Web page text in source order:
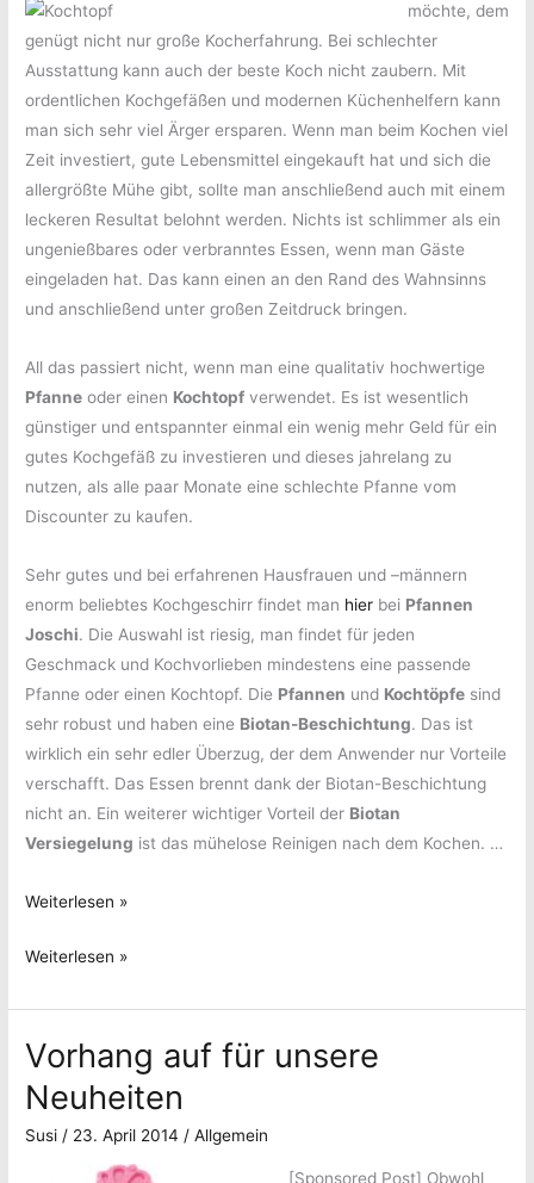
möchte, dem
genügt nicht nur große Kocherfahrung. Bei schlechter
Ausstattung kann auch der beste Koch nicht zaubern. Mit
ordentlichen Kochgefäßen und modernen Küchenhelfern kann
man sich sehr viel Ärger ersparen. Wenn man beim Kochen viel
Zeit investiert, gute Lebensmittel eingekauft hat und sich die
allergrößte Mühe gibt, sollte man anschließend auch mit einem
leckeren Resultat belohnt werden. Nichts ist schlimmer als ein
ungenießbares oder verbranntes Essen, wenn man Gäste
eingeladen hat. Das kann einen an den Rand des Wahnsinns
und anschließend unter großen Zeitdruck bringen.
All das passiert nicht, wenn man eine qualitativ hochwertige
Pfanne oder einen Kochtopf verwendet. Es ist wesentlich
günstiger und entspannter einmal ein wenig mehr Geld für ein
gutes Kochgefäß zu investieren und dieses jahrelang zu
nutzen, als alle paar Monate eine schlechte Pfanne vom
Discounter zu kaufen.
Sehr gutes und bei erfahrenen Hausfrauen und –männern
enorm beliebtes Kochgeschirr findet man hier bei Pfannen
Joschi. Die Auswahl ist riesig, man findet für jeden
Geschmack und Kochvorlieben mindestens eine passende
Pfanne oder einen Kochtopf. Die Pfannen und Kochtöpfe sind
sehr robust und haben eine Biotan-Beschichtung. Das ist
wirklich ein sehr edler Überzug, der dem Anwender nur Vorteile
verschafft. Das Essen brennt dank der Biotan-Beschichtung
nicht an. Ein weiterer wichtiger Vorteil der Biotan
Versiegelung ist das mühelose Reinigen nach dem Kochen. …
Sonntagsmenü
Feinsten
Weiterlesen »
Sonntagsmenü
Feinsten
Weiterlesen »
Vorhang auf für unsere
Neuheiten
Susi / 23. April 2014 /Allgemein
[Sponsored Post] Obwohl